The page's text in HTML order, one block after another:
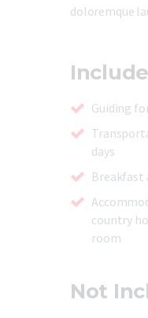
doloremque
Guiding
days
Breakfast
country
room
Not